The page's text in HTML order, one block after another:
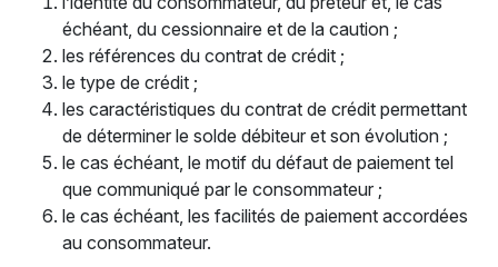
échéant, du cessionnaire et de la caution ;
les références du contrat de crédit ;
le type de crédit ;
les caractéristiques du contrat de crédit permettant
de déterminer le solde débiteur et son évolution ;
le cas échéant, le motif du défaut de paiement tel
que communiqué par le consommateur ;
le cas échéant, les facilités de paiement accordées
au consommateur.